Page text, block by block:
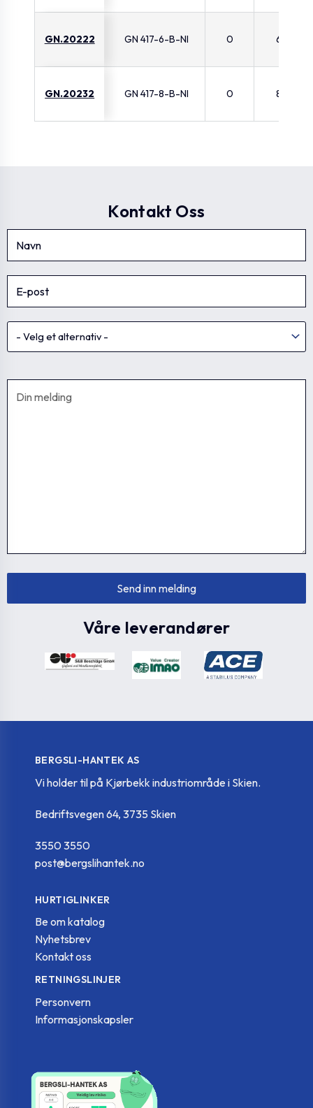
GN.20222 GN 417-6-B-NI 0 6
GN.20232 GN 417-8-B-NI 0 8
Kontakt Oss
Våre leverandører
BERGSLI-HANTEK AS
Vi holder til på Kjørbekk industriområde i Skien.
Bedriftsvegen 64, 3735 Skien
3550 3550
post@bergslihantek.no
HURTIGLINKER
Be om katalog
Nyhetsbrev
Kontakt oss
RETNINGSLINJER
Personvern
Informasjonskapsler